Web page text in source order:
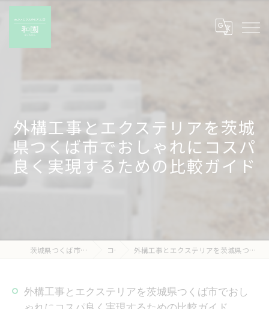
外構工事とエクステリアを茨城
県つくば市でおしゃれにコスパ
良く実現するための比較ガイド
茨城県つくば市の外構工事なら有限会社和園 コラム 外構工事とエクステリアを茨城県つくば市でおしゃれにコスパ良く実現するための比較ガイド
外構工事とエクステリアを茨城県つくば市でおし